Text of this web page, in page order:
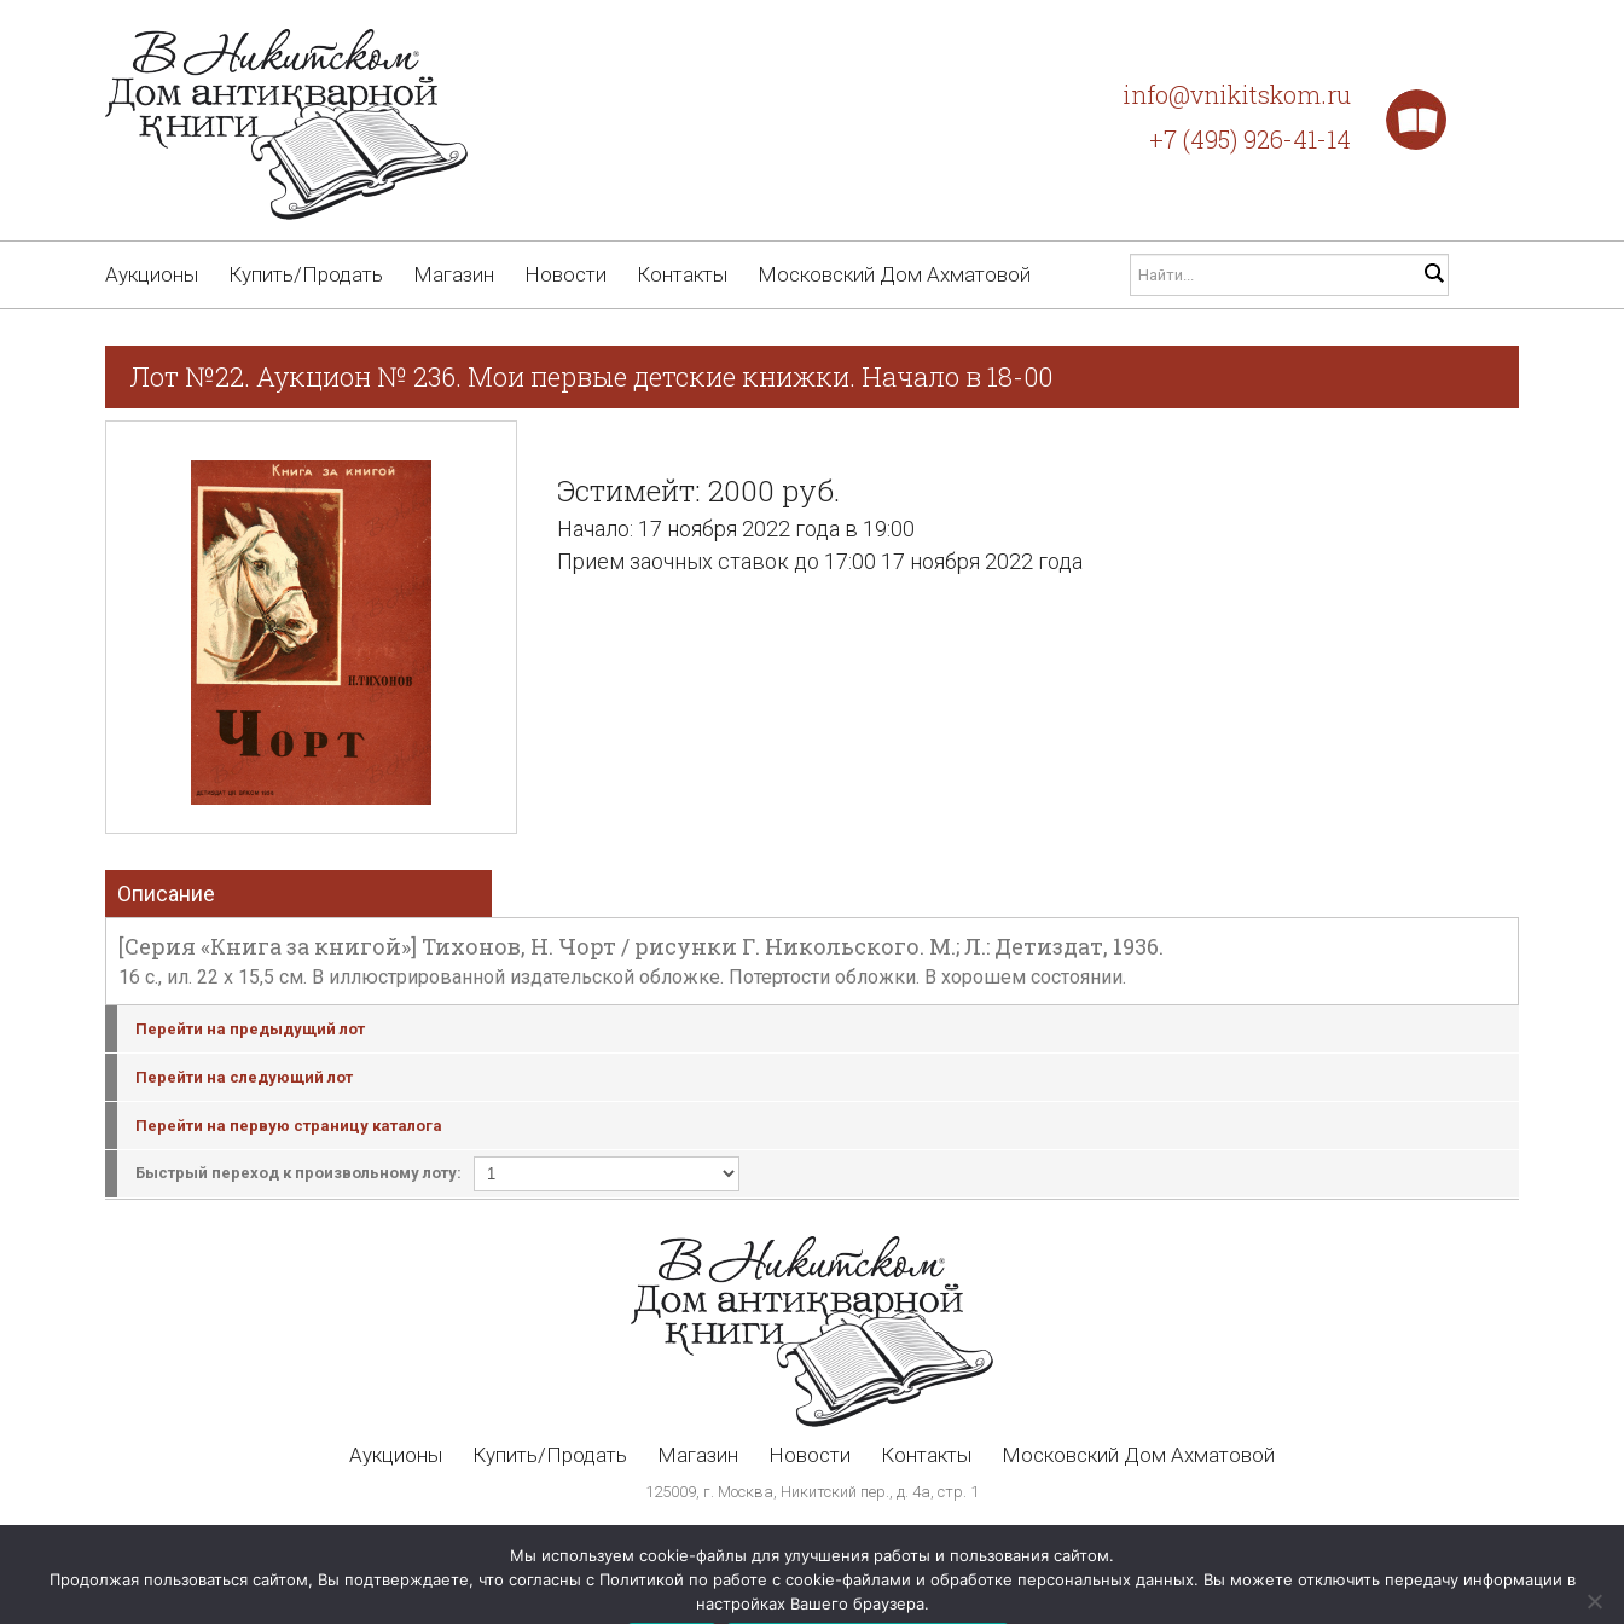
info@vnikitskom.ru
+7 (495) 926-41-14
Аукционы Купить/Продать Магазин Новости Контакты Московский Дом Ахматовой
Лот №22. Аукцион № 236. Мои первые детские книжки. Начало в 18-00
Эстимейт: 2000 руб.
Начало: 17 ноября 2022 года в 19:00
Прием заочных ставок до 17:00 17 ноября 2022 года
Описание
[Серия «Книга за книгой»] Тихонов, Н. Чорт / рисунки Г. Никольского. М.; Л.: Детиздат, 1936.
16 с., ил. 22 х 15,5 см. В иллюстрированной издательской обложке. Потертости обложки. В хорошем состоянии.
Перейти на предыдущий лот
Перейти на следующий лот
Перейти на первую страницу каталога
Быстрый переход к произвольному лоту:
Аукционы Купить/Продать Магазин Новости Контакты Московский Дом Ахматовой
125009, г. Москва, Никитский пер., д. 4а, стр. 1
Мы используем cookie-файлы для улучшения работы и пользования сайтом.
Продолжая пользоваться сайтом, Вы подтверждаете, что согласны с Политикой по работе с cookie-файлами и обработке персональных данных. Вы можете отключить передачу информации в
настройках Вашего браузера.